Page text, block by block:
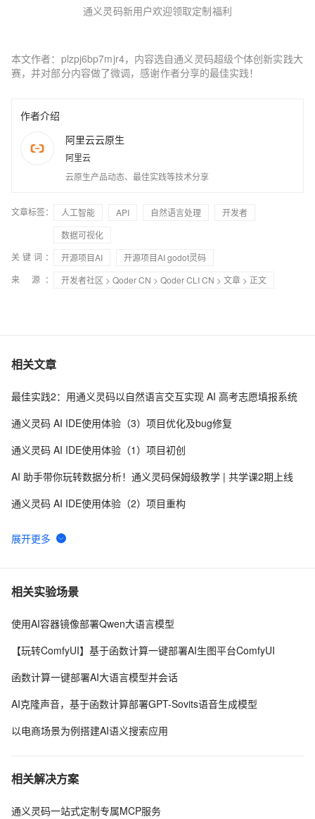
通义灵码新用户欢迎领取定制福利
本文作者：plzpj6bp7mjr4，内容选自通义灵码超级个体创新实践大
赛，并对部分内容做了微调，感谢作者分享的最佳实践！
作者介绍
阿里云云原生
阿里云
云原生产品动态、最佳实践等技术分享
文章标签： 人工智能 API 自然语言处理
开发者
数据可视化
关键词：
开源项目AI
开源项目AI godot灵码
来 源：
开发者社区 > Qoder CN > Qoder CLI CN > 文章 > 正文
相关文章
最佳实践2：用通义灵码以自然语言交互实现 AI 高考志愿填报系统
通义灵码 AI IDE使用体验（3）项目优化及bug修复
通义灵码 AI IDE使用体验（1）项目初创
AI 助手带你玩转数据分析！通义灵码保姆级教学 | 共学课2期上线
通义灵码 AI IDE使用体验（2）项目重构
相关实验场景
使用AI容器镜像部署Qwen大语言模型
【玩转ComfyUI】基于函数计算一键部署AI生图平台ComfyUI
函数计算一键部署AI大语言模型并会话
AI克隆声音，基于函数计算部署GPT-Sovits语音生成模型
以电商场景为例搭建AI语义搜索应用
相关解决方案
通义灵码一站式定制专属MCP服务